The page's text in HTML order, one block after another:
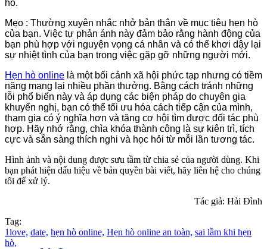
hò.
Mẹo : Thường xuyên nhắc nhở bản thân về mục tiêu hẹn hò
của bạn. Việc tự phản ánh này đảm bảo rằng hành động của
bạn phù hợp với nguyện vọng cá nhân và có thể khơi dậy lại
sự nhiệt tình của bạn trong việc gặp gỡ những người mới.
Hẹn hò online là một bối cảnh xã hội phức tạp nhưng có tiềm
năng mang lại nhiều phần thưởng. Bằng cách tránh những
lỗi phổ biến này và áp dụng các biện pháp do chuyên gia
khuyến nghị, bạn có thể tối ưu hóa cách tiếp cận của mình,
tham gia có ý nghĩa hơn và tăng cơ hội tìm được đối tác phù
hợp. Hãy nhớ rằng, chìa khóa thành công là sự kiên trì, tích
cực và sẵn sàng thích nghi và học hỏi từ mỗi lần tương tác.
Hình ảnh và nội dung được sưu tầm từ chia sẻ của người dùng. Khi
bạn phát hiện dấu hiệu về bản quyền bài viết, hãy liên hệ cho chúng
tôi để xử lý.
Tác giả: Hải Đình
Tag:
1love, date, hẹn hò online, Hẹn hò online an toàn, sai lầm khi hẹn
hò,